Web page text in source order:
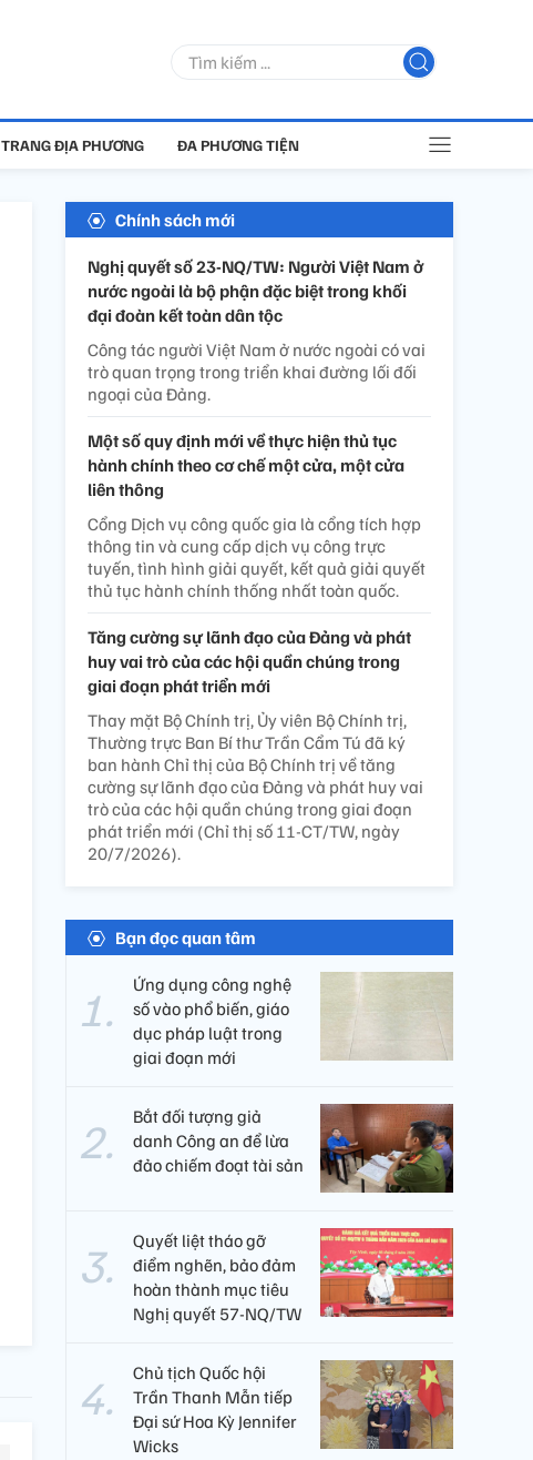
TRANG ĐỊA PHƯƠNG ĐA PHƯƠNG TIỆN
Chính sách mới
Nghị quyết số 23-NQ/TW: Người Việt Nam ở
nước ngoài là bộ phận đặc biệt trong khối
đại đoàn kết toàn dân tộc
Công tác người Việt Nam ở nước ngoài có vai
trò quan trọng trong triển khai đường lối đối
ngoại của Đảng.
Một số quy định mới về thực hiện thủ tục
hành chính theo cơ chế một cửa, một cửa
liên thông
Cổng Dịch vụ công quốc gia là cổng tích hợp
thông tin và cung cấp dịch vụ công trực
tuyến, tình hình giải quyết, kết quả giải quyết
thủ tục hành chính thống nhất toàn quốc.
Tăng cường sự lãnh đạo của Đảng và phát
huy vai trò của các hội quần chúng trong
giai đoạn phát triển mới
Thay mặt Bộ Chính trị, Ủy viên Bộ Chính trị,
Thường trực Ban Bí thư Trần Cẩm Tú đã ký
ban hành Chỉ thị của Bộ Chính trị về tăng
cường sự lãnh đạo của Đảng và phát huy vai
trò của các hội quần chúng trong giai đoạn
phát triển mới (Chỉ thị số 11-CT/TW, ngày
20/7/2026).
Bạn đọc quan tâm
Ứng dụng công nghệ
số vào phổ biến, giáo
dục pháp luật trong
giai đoạn mới
Bắt đối tượng giả
danh Công an để lừa
đảo chiếm đoạt tài sản
Quyết liệt tháo gỡ
điểm nghẽn, bảo đảm
hoàn thành mục tiêu
Nghị quyết 57-NQ/TW
Chủ tịch Quốc hội
Trần Thanh Mẫn tiếp
Đại sứ Hoa Kỳ Jennifer
Wicks